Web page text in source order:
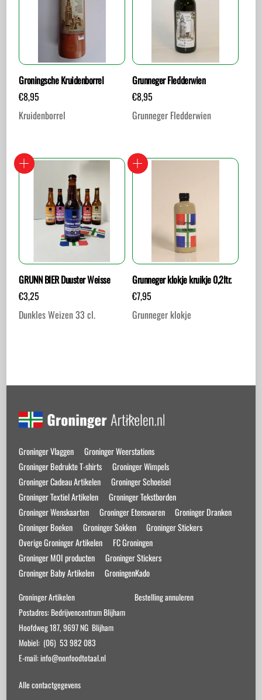
Groningsche Kruidenborrel
€8,95
Kruidenborrel
Grunneger Fledderwien
€8,95
Grunneger Fledderwien
GRUNN BIER Duuster Weisse
€3,25
Dunkles Weizen 33 cl.
Grunneger klokje kruikje 0,2ltr.
€7,95
Grunneger klokje
Back
Top
Groninger Vlaggen
Groninger Weerstations
Groninger Bedrukte T-shirts
Groninger Wimpels
Groninger Cadeau Artikelen
Groninger Schoeisel
Groninger Textiel Artikelen
Groninger Tekstborden
Groninger Wenskaarten
Groninger Etenswaren
Groninger Dranken
Groninger Boeken
Groninger Sokken
Groninger Stickers
Overige Groninger Artikelen
FC Groningen
Groninger MOI producten
Groninger Stickers
Groninger Baby Artikelen
GroningenKado
Groninger Artikelen
Postadres: Bedrijvencentrum Blijham
Hoofdweg 187, 9697 NG Blijham
Mobiel: (06) 53 982 083
E-mail: info@nonfoodtotaal.nl
Alle contactgegevens
Bestelling annuleren